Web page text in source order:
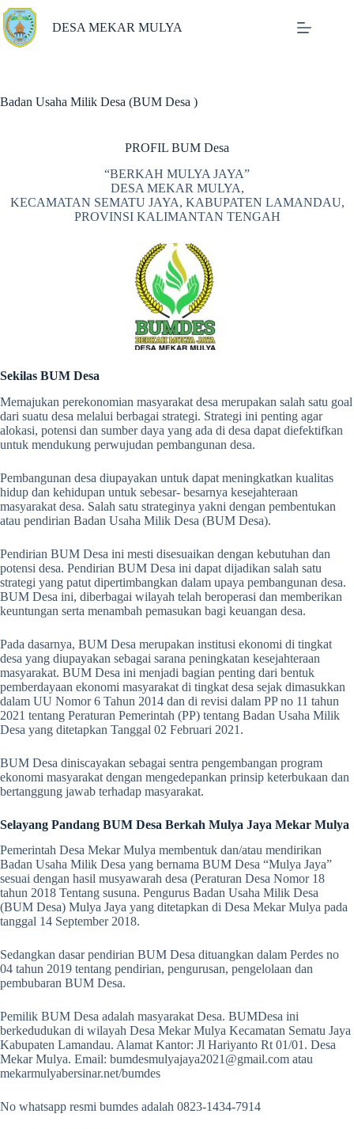
Skip
to
content
DESA MEKAR MULYA
Badan Usaha Milik Desa (BUM Desa )
PROFIL BUM Desa
“BERKAH MULYA JAYA”
DESA MEKAR MULYA,
KECAMATAN SEMATU JAYA, KABUPATEN LAMANDAU,
PROVINSI KALIMANTAN TENGAH
Sekilas BUM Desa
Memajukan perekonomian masyarakat desa merupakan salah satu goal
dari suatu desa melalui berbagai strategi. Strategi ini penting agar
alokasi, potensi dan sumber daya yang ada di desa dapat diefektifkan
untuk mendukung perwujudan pembangunan desa.
Pembangunan desa diupayakan untuk dapat meningkatkan kualitas
hidup dan kehidupan untuk sebesar- besarnya kesejahteraan
masyarakat desa. Salah satu strateginya yakni dengan pembentukan
atau pendirian Badan Usaha Milik Desa (BUM Desa).
Pendirian BUM Desa ini mesti disesuaikan dengan kebutuhan dan
potensi desa. Pendirian BUM Desa ini dapat dijadikan salah satu
strategi yang patut dipertimbangkan dalam upaya pembangunan desa.
BUM Desa ini, diberbagai wilayah telah beroperasi dan memberikan
keuntungan serta menambah pemasukan bagi keuangan desa.
Pada dasarnya, BUM Desa merupakan institusi ekonomi di tingkat
desa yang diupayakan sebagai sarana peningkatan kesejahteraan
masyarakat. BUM Desa ini menjadi bagian penting dari bentuk
pemberdayaan ekonomi masyarakat di tingkat desa sejak dimasukkan
dalam UU Nomor 6 Tahun 2014 dan di revisi dalam PP no 11 tahun
2021 tentang Peraturan Pemerintah (PP) tentang Badan Usaha Milik
Desa yang ditetapkan Tanggal 02 Februari 2021.
BUM Desa diniscayakan sebagai sentra pengembangan program
ekonomi masyarakat dengan mengedepankan prinsip keterbukaan dan
bertanggung jawab terhadap masyarakat.
Selayang Pandang BUM Desa Berkah Mulya Jaya Mekar Mulya
Pemerintah Desa Mekar Mulya membentuk dan/atau mendirikan
Badan Usaha Milik Desa yang bernama BUM Desa “Mulya Jaya”
sesuai dengan hasil musyawarah desa (Peraturan Desa Nomor 18
tahun 2018 Tentang susuna. Pengurus Badan Usaha Milik Desa
(BUM Desa) Mulya Jaya yang ditetapkan di Desa Mekar Mulya pada
tanggal 14 September 2018.
Sedangkan dasar pendirian BUM Desa dituangkan dalam Perdes no
04 tahun 2019 tentang pendirian, pengurusan, pengelolaan dan
pembubaran BUM Desa.
Pemilik BUM Desa adalah masyarakat Desa. BUMDesa ini
berkedudukan di wilayah Desa Mekar Mulya Kecamatan Sematu Jaya
Kabupaten Lamandau. Alamat Kantor: Jl Hariyanto Rt 01/01. Desa
Mekar Mulya. Email: bumdesmulyajaya2021@gmail.com atau
mekarmulyabersinar.net/bumdes
No whatsapp resmi bumdes adalah 0823-1434-7914